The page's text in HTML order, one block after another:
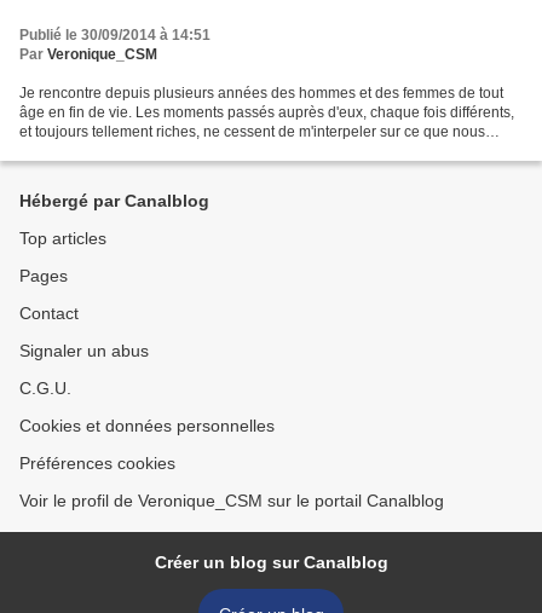
Publié le 30/09/2014 à 14:51
Par Veronique_CSM
Je rencontre depuis plusieurs années des hommes et des femmes de tout
âge en fin de vie. Les moments passés auprès d'eux, chaque fois différents,
et toujours tellement riches, ne cessent de m'interpeler sur ce que nous
Hébergé par Canalblog
Top articles
Pages
Contact
Signaler un abus
C.G.U.
Cookies et données personnelles
Préférences cookies
Voir le profil de Veronique_CSM sur le portail Canalblog
Créer un blog sur Canalblog